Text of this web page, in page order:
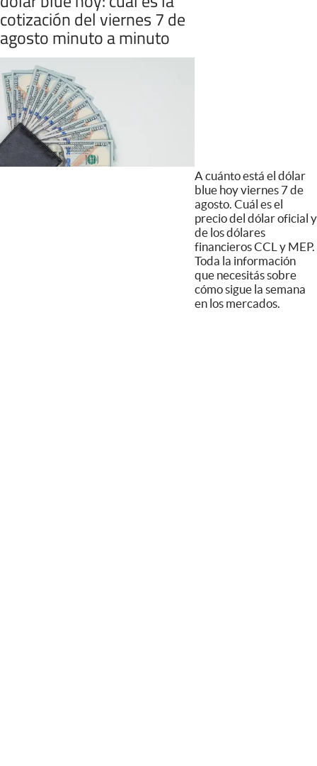
cotización del viernes 7 de
agosto minuto a minuto
A cuánto está el dólar
blue hoy viernes 7 de
agosto. Cuál es el
precio del dólar oficial y
de los dólares
financieros CCL y MEP.
Toda la información
que necesitás sobre
cómo sigue la semana
en los mercados.